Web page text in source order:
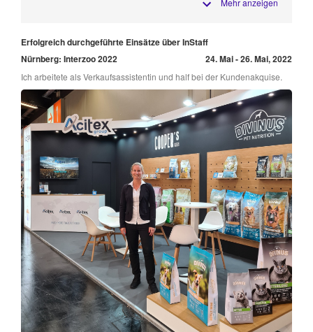
Erfolgreich durchgeführte Einsätze über InStaff
Nürnberg: Interzoo 2022
24. Mai - 26. Mai, 2022
Ich arbeitete als Verkaufsassistentin und half bei der Kundenakquise.